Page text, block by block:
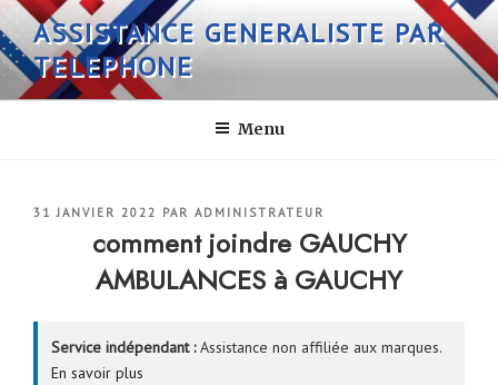
Aller
au
contenu
principal
ASSISTANCE GENERALISTE PAR
TELEPHONE
Menu
PUBLIÉ
31 JANVIER 2022 PAR ADMINISTRATEUR
comment joindre GAUCHY
AMBULANCES à GAUCHY
Service indépendant :Assistance non affiliée aux marques.
En savoir plus